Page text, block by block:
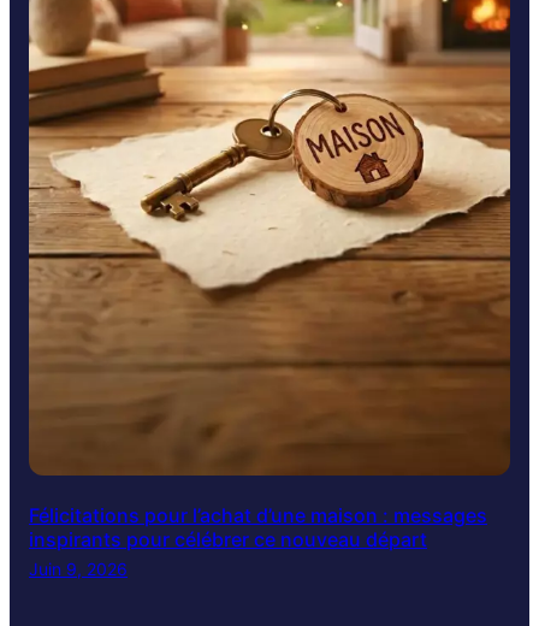
Félicitations pour l’achat d’une maison : messages
inspirants pour célébrer ce nouveau départ
Juin 9, 2026